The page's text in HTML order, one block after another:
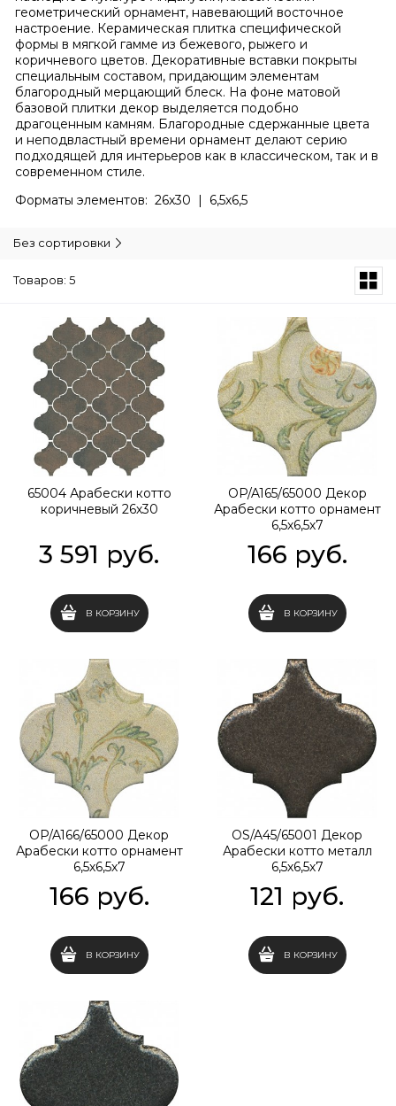
геометрический орнамент, навевающий восточное
настроение. Керамическая плитка специфической
формы в мягкой гамме из бежевого, рыжего и
коричневого цветов. Декоративные вставки покрыты
специальным составом, придающим элементам
благородный мерцающий блеск. На фоне матовой
базовой плитки декор выделяется подобно
драгоценным камням. Благородные сдержанные цвета
и неподвластный времени орнамент делают серию
подходящей для интерьеров как в классическом, так и в
современном стиле.
Форматы элементов: 26х30 | 6,5х6,5
Без сортировки
Товаров: 5
65004 Арабески котто
коричневый 26х30
3 591 руб.
В КОРЗИНУ
OP/A165/65000 Декор
Арабески котто орнамент
6,5х6,5х7
166 руб.
В КОРЗИНУ
OP/A166/65000 Декор
Арабески котто орнамент
6,5х6,5х7
166 руб.
В КОРЗИНУ
OS/A45/65001 Декор
Арабески котто металл
6,5х6,5х7
121 руб.
В КОРЗИНУ